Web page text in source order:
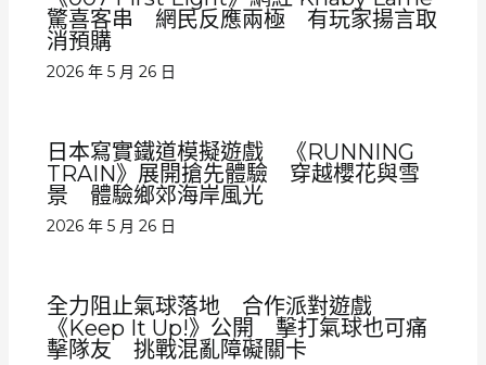
驚喜客串 網民反應兩極 有玩家揚言取
消預購
2026 年 5 月 26 日
日本寫實鐵道模擬遊戲 《RUNNING
TRAIN》展開搶先體驗 穿越櫻花與雪
景 體驗鄉郊海岸風光
2026 年 5 月 26 日
全力阻止氣球落地 合作派對遊戲
《Keep It Up!》公開 擊打氣球也可痛
擊隊友 挑戰混亂障礙關卡